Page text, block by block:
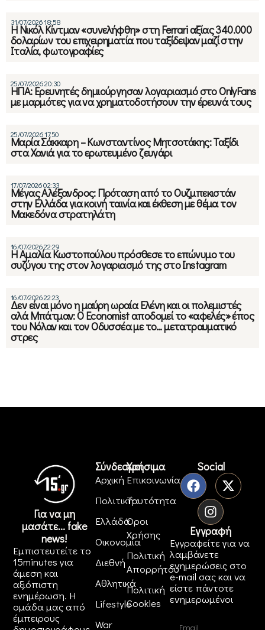
31/07/2026 18:58
Η Νικόλ Κίντμαν «συνελήφθη» στη Ferrari αξίας 340.000
δολαρίων του επιχειρηματία που ταξίδεψαν μαζί στην
Ιταλία, φωτογραφίες
25/07/2026 20:30
ΗΠΑ: Ερευνητές δημιούργησαν λογαριασμό στο OnlyFans
με μαρμότες για να χρηματοδοτήσουν την έρευνά τους
25/07/2026 17:50
Μαρία Σάκκαρη – Κωνσταντίνος Μητσοτάκης: Ταξίδι
στα Χανιά για το ερωτευμένο ζευγάρι
17/07/2026 02:33
Μέγας Αλέξανδρος: Πρόταση από το Ουζμπεκιστάν
στην Ελλάδα για κοινή ταινία και έκθεση με θέμα τον
Μακεδόνα στρατηλάτη
16/07/2026 22:29
Η Αμαλία Κωστοπούλου πρόσθεσε το επώνυμο του
συζύγου της στον λογαριασμό της στο Instagram
16/07/2026 22:23
Δεν είναι μόνο η μαύρη ωραία Ελένη και οι πολεμιστές
αλά Μπάτμαν: Ο Economist αποδομεί το «αφελές» έπος
του Νόλαν και τον Οδυσσέα με το… μετατραυματικό
στρες
Για να μη
μασάτε... fake
news!
Εμπιστευτείτε το
15minutes για
άμεση και
αξιόπιστη
ενημέρωση. Η
ομάδα μας από
έμπειρους
Σύνδεσμοι
Αρχική
Πολιτική
Ελλάδα
Οικονομία
Διεθνή
Αθλητικά
Lifestyle
War
Χρήσιμα
Επικοινωνία
Ταυτότητα
Όροι
Χρήσης
Πολιτική
Απορρήτου
Πολιτική
Cookies
Social
Εγγραφή
Εγγραφείτε για να
λαμβάνετε
ενημερώσεις στο
e-mail σας και να
είστε πάντοτε
ενημερωμένοι